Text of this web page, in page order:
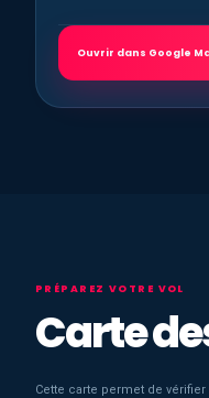
Ouvrir dans Google
PRÉPAREZ VOTRE VOL
Carte
Cette carte permet de